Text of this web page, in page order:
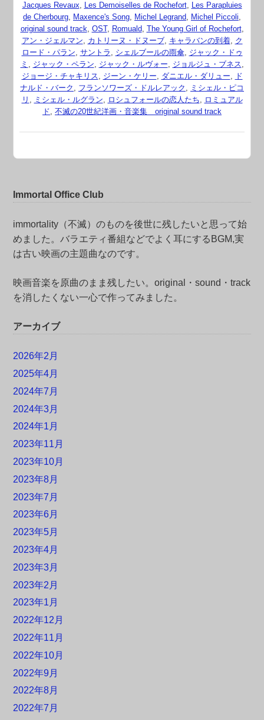
Jacques Revaux, Les Demoiselles de Rochefort, Les Parapluies
de Cherbourg, Maxence's Song, Michel Legrand, Michel Piccoli,
original sound track, OST, Romuald, The Young Girl of Rochefort,
アン・ジェルマン, カトリーヌ・ドヌーブ, キャラバンの到着, ク
ロード・パラン, サントラ , シェルブールの雨傘, ジャック・ドゥ
ミ , ジャック・ペラン, ジャック・ルヴォー, ジョルジュ・ブネス,
ジョージ・チャキリス, ジーン・ケリー, ダニエル・ダリュー, ド
ナルド・バーク , フランソワーズ・ドルレアック , ミシェル・ピコ
リ , ミシェル・ルグラン, ロシュフォールの恋人たち, ロミュアル
ド, 不滅の20世紀洋画・音楽集 original sound track
Immortal Office Club
immortality（不滅）のものを後世に残したいと思って始
めました。バラエティ番組などでよく耳にするBGM,実
は古い映画の主題曲なのです。
映画音楽を原曲のまま残したい。original・sound・track
を消したくない一心で作ってみました。
アーカイブ
2026年2月
2025年4月
2024年7月
2024年3月
2024年1月
2023年11月
2023年10月
2023年8月
2023年7月
2023年6月
2023年5月
2023年4月
2023年3月
2023年2月
2023年1月
2022年12月
2022年11月
2022年10月
2022年9月
2022年8月
2022年7月